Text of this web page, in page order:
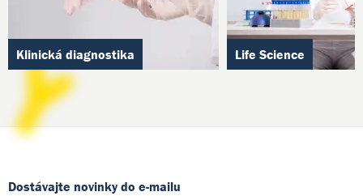
Klinická diagnostika Life Science
Dostávajte novinky do e-mailu